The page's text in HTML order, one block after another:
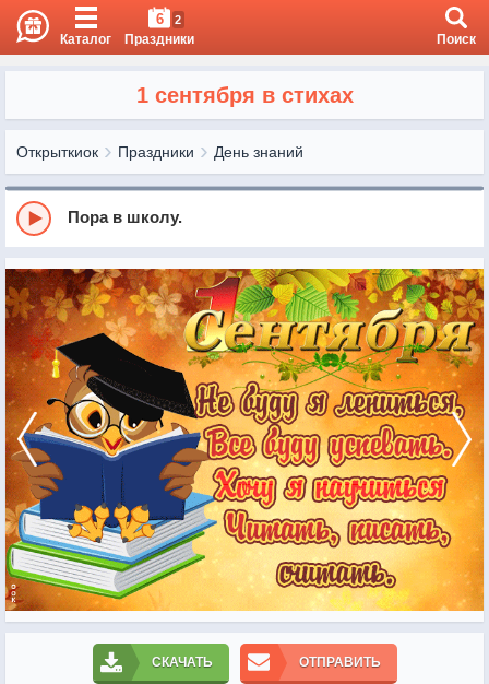
Каталог
6 2
Праздники Поиск
1 сентября в стихах
Открыткиок Праздники День знаний
Пора в школу.
СКАЧАТЬ ОТПРАВИТЬ